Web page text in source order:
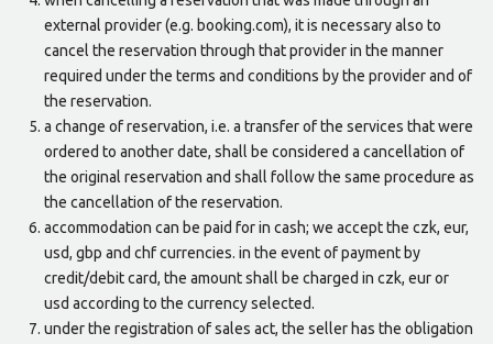
external provider (e.g. booking.com), it is necessary also to
cancel the reservation through that provider in the manner
required under the terms and conditions by the provider and of
the reservation.
a change of reservation, i.e. a transfer of the services that were
ordered to another date, shall be considered a cancellation of
the original reservation and shall follow the same procedure as
the cancellation of the reservation.
accommodation can be paid for in cash; we accept the czk, eur,
usd, gbp and chf currencies. in the event of payment by
credit/debit card, the amount shall be charged in czk, eur or
usd according to the currency selected.
under the registration of sales act, the seller has the obligation